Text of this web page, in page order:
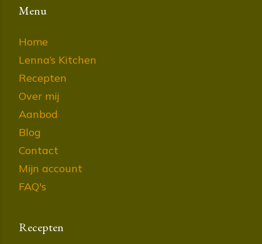
Menu
Home
Lenna’s Kitchen
Recepten
Over mij
Aanbod
Blog
Contact
Mijn account
FAQ's
Recepten